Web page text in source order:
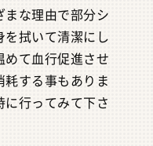
まな理由で部分シ
を拭いて清潔にし
めて血行促進させ
耗する事もありま
行ってみて下さ